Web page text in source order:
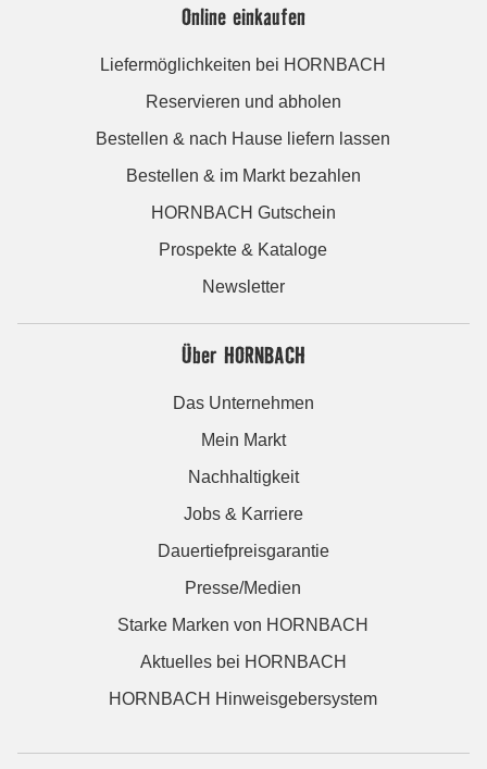
Online einkaufen
Liefermöglichkeiten bei HORNBACH
Reservieren und abholen
Bestellen & nach Hause liefern lassen
Bestellen & im Markt bezahlen
HORNBACH Gutschein
Prospekte & Kataloge
Newsletter
Über HORNBACH
Das Unternehmen
Mein Markt
Nachhaltigkeit
Jobs & Karriere
Dauertiefpreisgarantie
Presse/Medien
Starke Marken von HORNBACH
Aktuelles bei HORNBACH
HORNBACH Hinweisgebersystem